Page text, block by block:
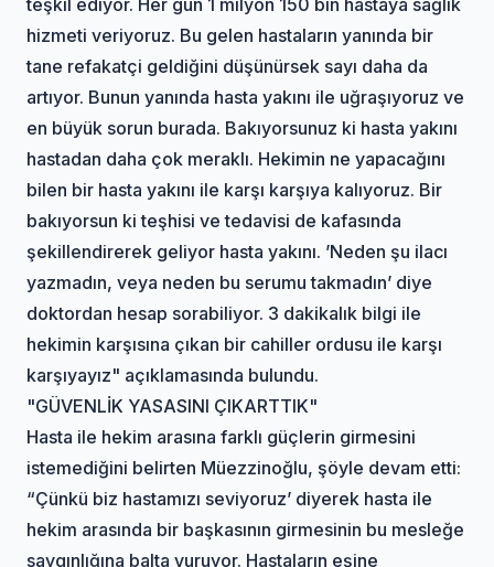
hizmeti veriyoruz. Bu gelen hastaların yanında bir
tane refakatçi geldiğini düşünürsek sayı daha da
artıyor. Bunun yanında hasta yakını ile uğraşıyoruz ve
en büyük sorun burada. Bakıyorsunuz ki hasta yakını
hastadan daha çok meraklı. Hekimin ne yapacağını
bilen bir hasta yakını ile karşı karşıya kalıyoruz. Bir
bakıyorsun ki teşhisi ve tedavisi de kafasında
şekillendirerek geliyor hasta yakını. ’Neden şu ilacı
yazmadın, veya neden bu serumu takmadın’ diye
doktordan hesap sorabiliyor. 3 dakikalık bilgi ile
hekimin karşısına çıkan bir cahiller ordusu ile karşı
karşıyayız" açıklamasında bulundu.
"GÜVENLİK YASASINI ÇIKARTTIK"
Hasta ile hekim arasına farklı güçlerin girmesini
istemediğini belirten Müezzinoğlu, şöyle devam etti:
“Çünkü biz hastamızı seviyoruz’ diyerek hasta ile
hekim arasında bir başkasının girmesinin bu mesleğe
saygınlığına balta vuruyor. Hastaların eşine